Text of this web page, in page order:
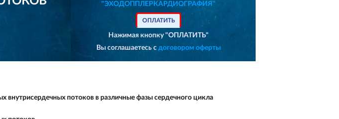
"ЭХОДОППЛЕРКАРДИОГРАФИЯ"
ОПЛАТИТЬ
Нажимая кнопку "ОПЛАТИТЬ"
Вы соглашаетесь с договором оферты
потоков в различные фазы сердечного цикла